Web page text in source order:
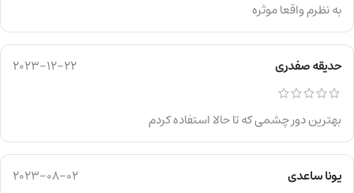
به نظرم واقعا موثره
حدیقه صفدری 2023-12-22
بهترین دور چشمی که تا حالا استفاده کردم
یونا ساعدی 2023-08-02